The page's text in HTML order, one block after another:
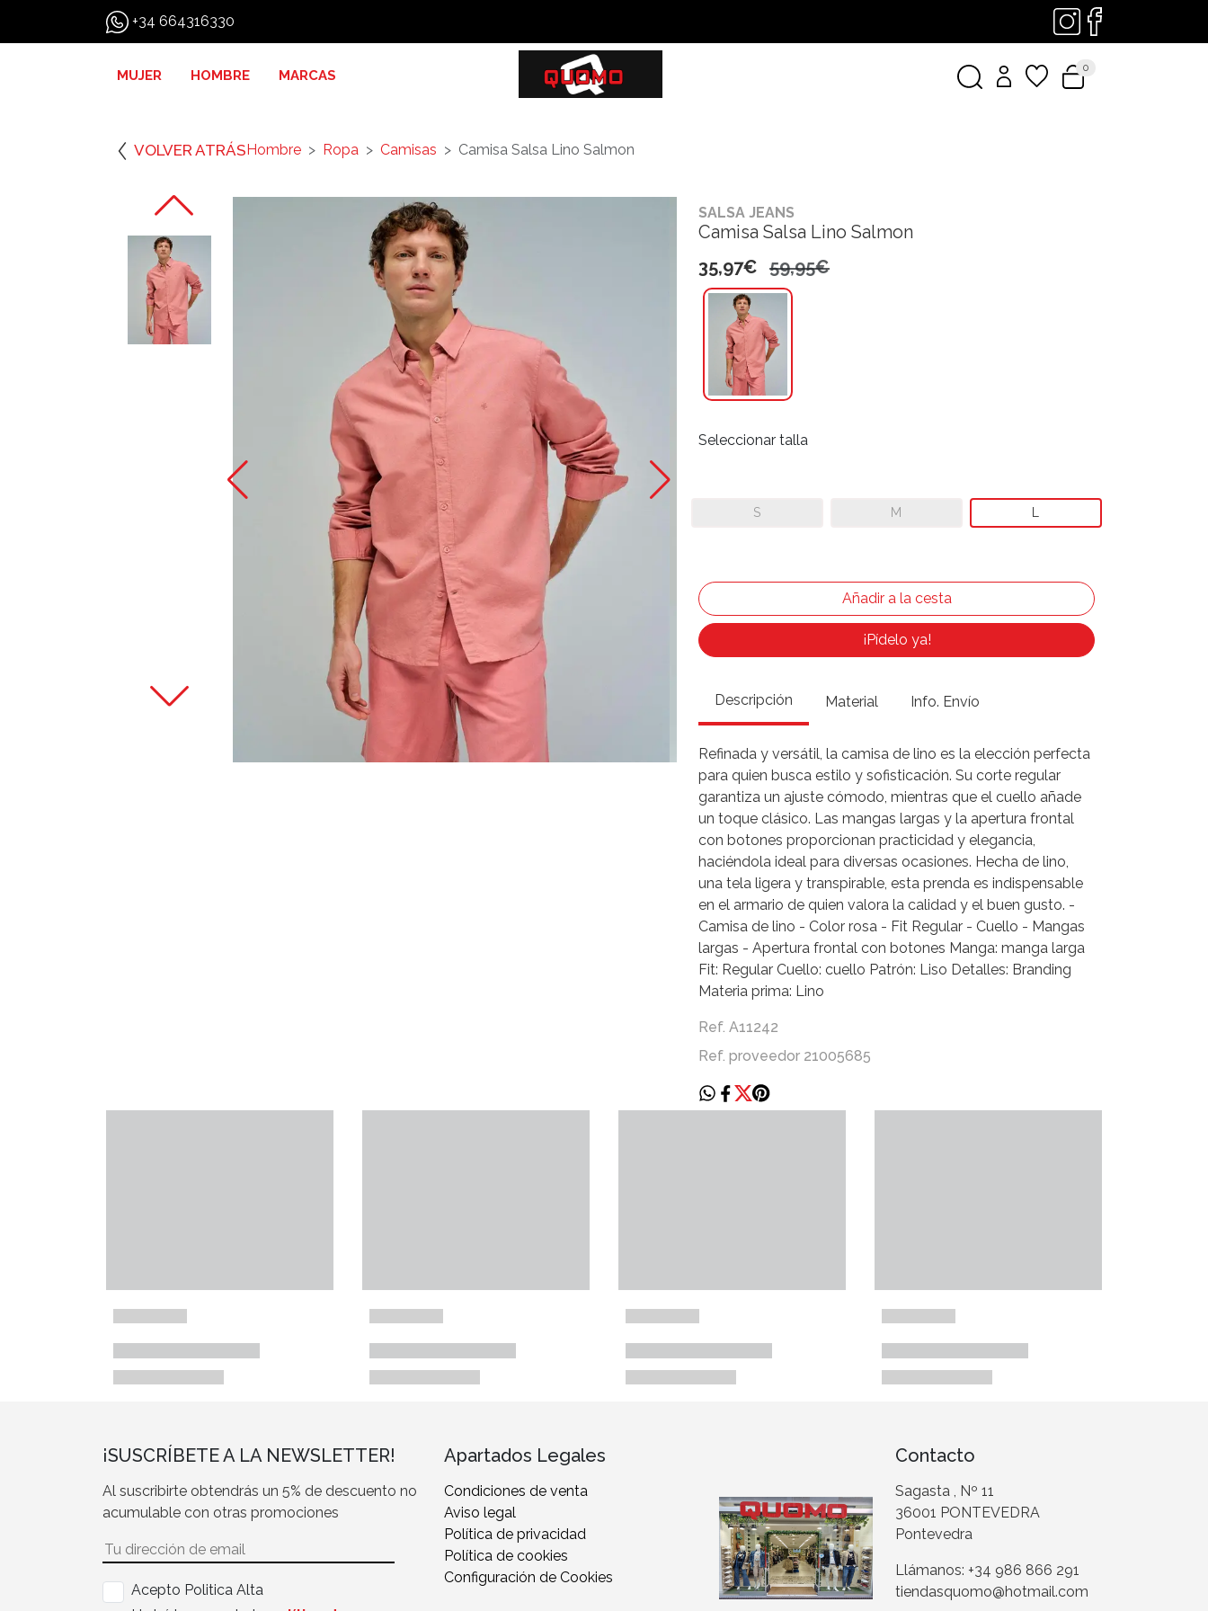
+34 664316330
MUJER HOMBRE MARCAS 0
VOLVER ATRÁSHombre Ropa Camisas Camisa Salsa Lino Salmon
SALSA JEANS
Camisa Salsa Lino Salmon
35,97€ 59,95€
Seleccionar talla
S M
¡Pídelo ya!
Descripción Material Info. Envío
Refinada y versátil, la camisa de lino es la elección perfecta
para quien busca estilo y sofisticación. Su corte regular
garantiza un ajuste cómodo, mientras que el cuello añade
un toque clásico. Las mangas largas y la apertura frontal
con botones proporcionan practicidad y elegancia,
haciéndola ideal para diversas ocasiones. Hecha de lino,
una tela ligera y transpirable, esta prenda es indispensable
en el armario de quien valora la calidad y el buen gusto. -
Camisa de lino - Color rosa - Fit Regular - Cuello - Mangas
largas - Apertura frontal con botones Manga: manga larga
Fit: Regular Cuello: cuello Patrón: Liso Detalles: Branding
Materia prima: Lino
Ref. A11242
Ref. proveedor 21005685
¡SUSCRÍBETE A LA NEWSLETTER!
Al suscribirte obtendrás un 5% de descuento no
acumulable con otras promociones
Acepto Politica Alta
Apartados Legales
Condiciones de venta
Aviso legal
Política de privacidad
Política de cookies
Configuración de Cookies
Contacto
Sagasta , Nº 11
36001 PONTEVEDRA
Pontevedra
Llámanos: +34 986 866 291
tiendasquomo@hotmail.com